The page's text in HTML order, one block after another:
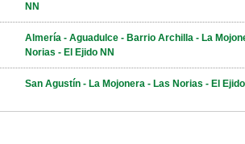
NN
Almería - Aguadulce - Barrio Archilla - La
Norias - El Ejido NN
San Agustín - La Mojonera - Las Norias - El Ejido